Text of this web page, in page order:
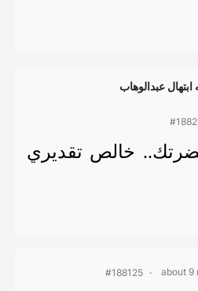
ابتهال عبدالوهاب
خالص تقديري
about 9
#188125